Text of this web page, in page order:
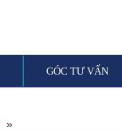
GÓC TƯ VẤN
»